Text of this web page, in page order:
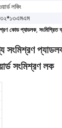
লকিং
কোড প্যাডলক,সংমিশ্রিত
সংমিশ্রণ
সংমিশ্রণ লক